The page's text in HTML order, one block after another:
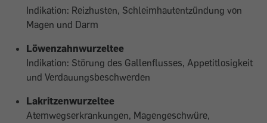
Indikation: Reizhusten, Schleimhautentzündung von
Magen und Darm
Löwenzahnwurzeltee
Indikation: Störung des Gallenflusses, Appetitlosigkeit
und Verdauungsbeschwerden
Lakritzenwurzeltee
Atemwegserkrankungen, Magengeschwüre,